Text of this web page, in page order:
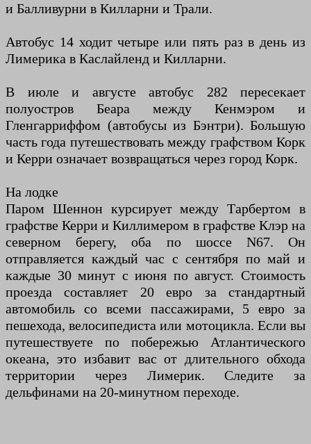
и Балливурни в Килларни и Трали.
Автобус 14 ходит четыре или пять раз в день из
Лимерика в Каслайленд и Килларни.
В июле и августе автобус 282 пересекает
полуостров Беара между Кенмэром и
Гленгарриффом (автобусы из Бэнтри). Большую
часть года путешествовать между графством Корк
и Керри означает возвращаться через город Корк.
На лодке
Паром Шеннон курсирует между Тарбертом в
графстве Керри и Киллимером в графстве Клэр на
северном берегу, оба по шоссе N67. Он
отправляется каждый час с сентября по май и
каждые 30 минут с июня по август. Стоимость
проезда составляет 20 евро за стандартный
автомобиль со всеми пассажирами, 5 евро за
пешехода, велосипедиста или мотоцикла. Если вы
путешествуете по побережью Атлантического
океана, это избавит вас от длительного обхода
территории через Лимерик. Следите за
дельфинами на 20-минутном переходе.